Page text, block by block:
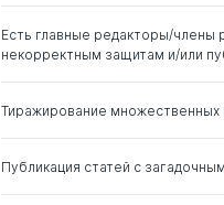
Есть главные редакторы/члены
некорректным защитам и/или
Тиражирование множественных
Публикация статей с